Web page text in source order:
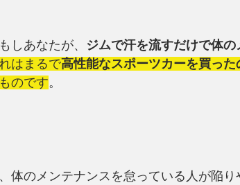
しあなたが、 ジムで汗を流すだけで体の
はまるで高性能なスポーツカーを買った
のです。
体のメンテナンスを怠っている人が陥り